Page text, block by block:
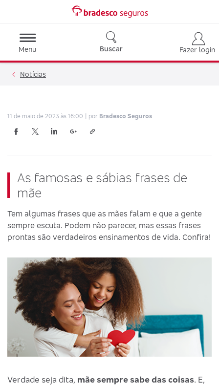
Menu Buscar Fazer login
Notícias
11 de maio de 2023 às 16:00 por Bradesco Seguros
As famosas e sábias frases de
mãe
Tem algumas frases que as mães falam e que a gente
sempre escuta. Podem não parecer, mas essas frases
prontas são verdadeiros ensinamentos de vida. Confira!
Verdade seja dita, mãe sempre sabe das coisas. E,